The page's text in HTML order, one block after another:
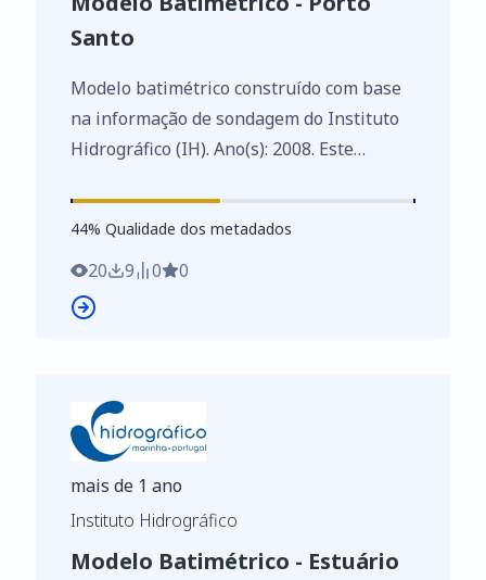
Santo
Modelo batimétrico construído com base
na informação de sondagem do Instituto
Hidrográfico (IH). Ano(s): 2008. Este
de Dados de Elevado Valor/HVD
identificados de acordo com o
Regulamento de Execução n.º 2023/138 da
Diretiva (UE) 2019/1024, relativa aos
44%
44% Qualidade dos metadados
20 9 0 0
mais de 1 ano
Instituto Hidrográfico
Modelo Batimétrico - Estuário